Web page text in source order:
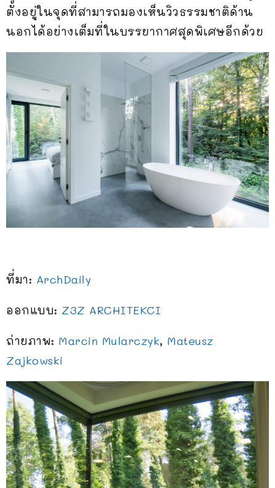
ตั้งอยู่ในจุดที่สามารถมองเห็นวิวธรรมชาติด้าน
นอกได้อย่างเต็มที่ในบรรยากาศสุดพิเศษอีกด้วย
ที่มา: ArchDaily
ออกแบบ: Z3Z ARCHITEKCI
ถ่ายภาพ: Marcin Mularczyk, Mateusz
Zajkowski